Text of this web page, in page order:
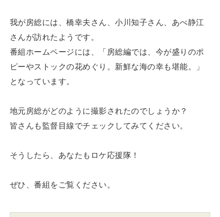
我が房総には、橋幸夫さん、小川知子さん、あべ静江
さんが訪れたようです。
番組ホームページには、「房総編では、今が盛りのポ
ピーやストックの花めぐり。新鮮な海の幸も堪能。」
となっています。
地元房総がどのように撮影されたのでしょうか？
皆さんも監督目線でチェックしてみてください。
そうしたら、あなたもロケ応援隊！
ぜひ、番組をご覧ください。